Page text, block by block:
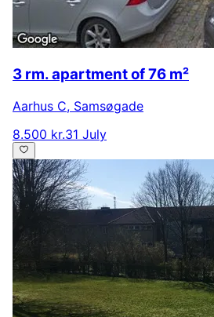
3 rm. apartment of 76 m²
Aarhus C, Samsøgade
8.500 kr.31 July